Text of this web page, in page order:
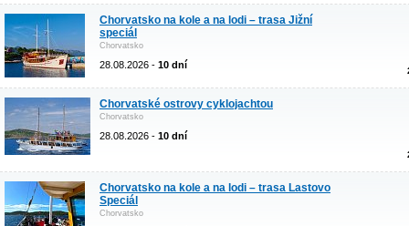
Chorvatsko na kole a na lodi – trasa Jižní
speciál
Chorvatsko
28.08.2026 - 10 dní
Chorvatské ostrovy cyklojachtou
Chorvatsko
28.08.2026 - 10 dní
Chorvatsko na kole a na lodi – trasa Lastovo
Speciál
Chorvatsko